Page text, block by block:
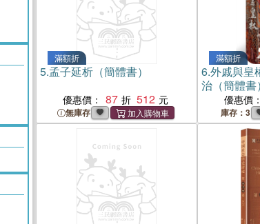
滿額折
5.孟子延析（簡體書）
優惠價： 87 512
無庫存
滿額折
6.外戚與皇
治（簡體書）
優惠價：
庫存：3